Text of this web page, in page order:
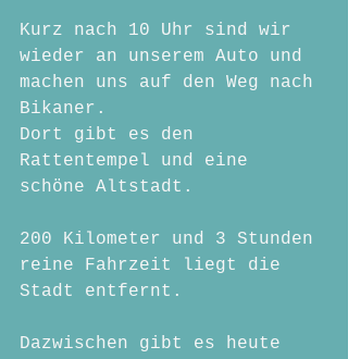
Kurz nach 10 Uhr sind wir
wieder an unserem Auto und
machen uns auf den Weg nach
Bikaner.
Dort gibt es den
Rattentempel und eine
schöne Altstadt.
200 Kilometer und 3 Stunden
reine Fahrzeit liegt die
Stadt entfernt.
Dazwischen gibt es heute